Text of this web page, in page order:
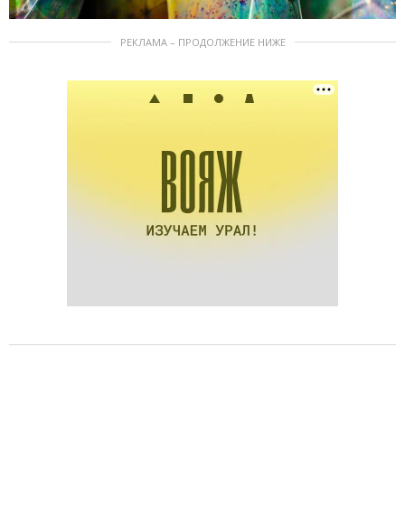
РЕКЛАМА – ПРОДОЛЖЕНИЕ НИЖЕ